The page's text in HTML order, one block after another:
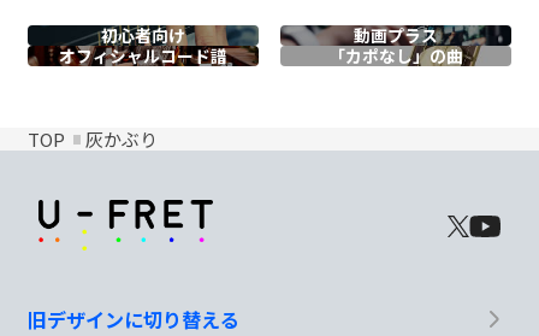
初心者向け
動画プラス
オフィシャルコード譜 「カポなし」の曲
TOP 灰かぶり
旧デザインに切り替える